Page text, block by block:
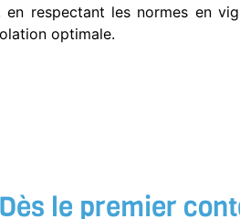
respectant les normes en
optimale.
Dès le premier